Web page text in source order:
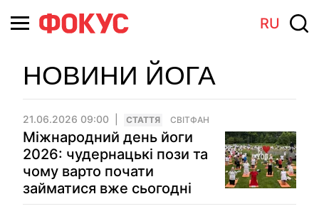
RU
НОВИНИ ЙОГА
21.06.2026 09:00 СТАТТЯ СВІТФАН
Міжнародний день йоги
2026: чудернацькі пози та
чому варто почати
займатися вже сьогодні